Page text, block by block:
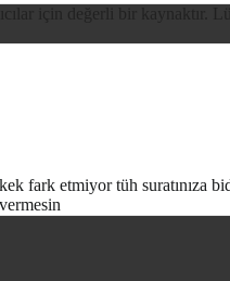
fark etmiyor tüh